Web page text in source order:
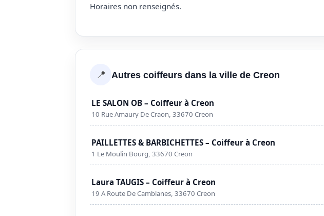
Horaires non renseignés.
📍 Autres coiffeurs dans la ville de Creon
LE SALON OB – Coiffeur à Creon
10 Rue Amaury De Craon, 33670 Creon
PAILLETTES & BARBICHETTES – Coiffeur à Creon
1 Le Moulin Bourg, 33670 Creon
Laura TAUGIS – Coiffeur à Creon
19 A Route De Camblanes, 33670 Creon